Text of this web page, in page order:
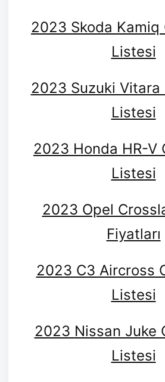
2023 Skoda Kamiq
Listesi
2023 Suzuki Vitara
Listesi
2023 Honda HR-V
Listesi
2023 Opel
Fiyatları
2023 C3 Aircross
Listesi
2023 Nissan Juke
Listesi